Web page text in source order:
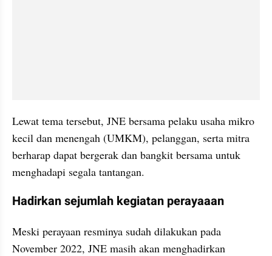
Lewat tema tersebut, JNE bersama pelaku usaha mikro
kecil dan menengah (UMKM), pelanggan, serta mitra
berharap dapat bergerak dan bangkit bersama untuk
menghadapi segala tantangan.
Hadirkan sejumlah kegiatan perayaaan
Meski perayaan resminya sudah dilakukan pada
November 2022, JNE masih akan menghadirkan